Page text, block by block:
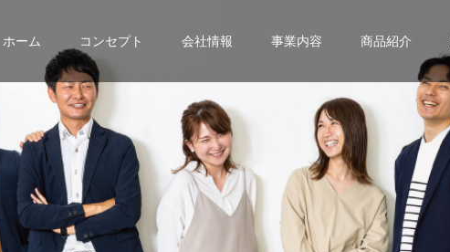
ホーム コンセプト 会社情報 事業内容 商品紹介